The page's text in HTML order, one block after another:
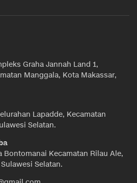
Graha Jannah Land 1,
Manggala, Kota Makassar,
Lapadde, Kecamatan
Selatan.
Bontomanai Kecamatan Rilau Ale,
Selatan.